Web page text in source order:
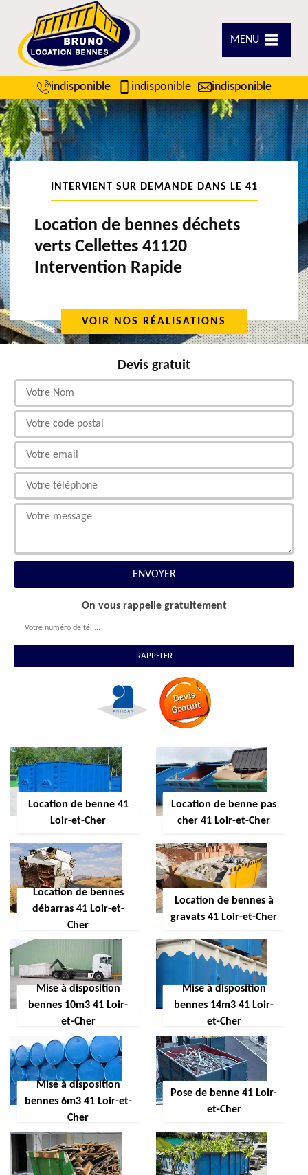
MENU
indisponible indisponible indisponible
INTERVIENT SUR DEMANDE DANS LE 41
Location de bennes déchets
verts Cellettes 41120
Intervention Rapide
VOIR NOS RÉALISATIONS
Devis gratuit
On vous rappelle gratuitement
Location de benne 41
Loir-et-Cher
Location de benne pas
cher 41 Loir-et-Cher
Location de bennes
débarras 41 Loir-et-
Cher
Location de bennes à
gravats 41 Loir-et-Cher
Mise à disposition
bennes 10m3 41 Loir-
et-Cher
Mise à disposition
bennes 14m3 41 Loir-
et-Cher
Mise à disposition
bennes 6m3 41 Loir-et-
Cher
Pose de benne 41 Loir-
et-Cher